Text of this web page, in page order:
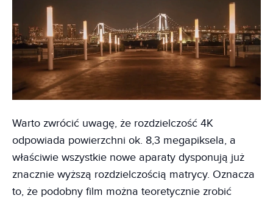
Warto zwrócić uwagę, że rozdzielczość 4K
odpowiada powierzchni ok. 8,3 megapiksela, a
właściwie wszystkie nowe aparaty dysponują już
znacznie wyższą rozdzielczością matrycy. Oznacza
to, że podobny film można teoretycznie zrobić